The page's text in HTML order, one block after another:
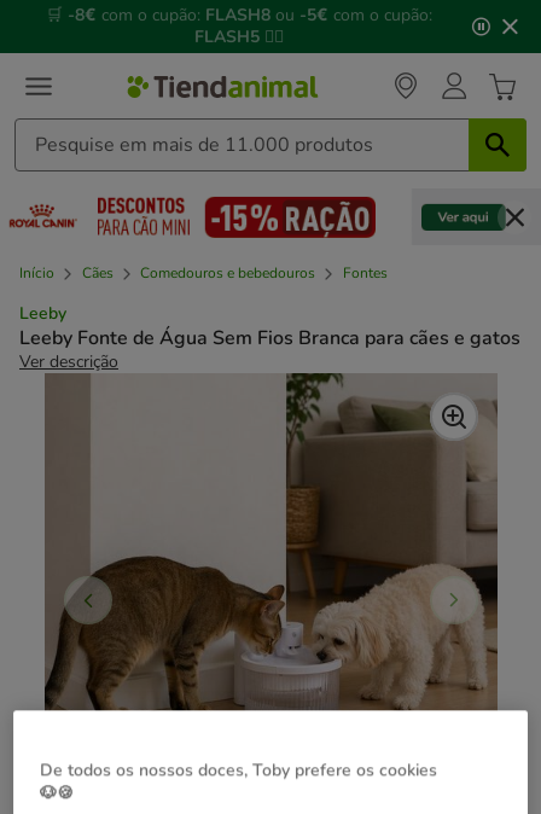
3,
mensagem,
🌊Piscinas, gelados, brinquedos refrescantes e muito
mais!🌞
Início Cães Comedouros e bebedouros Fontes
Leeby
Leeby Fonte de Água Sem Fios Branca para cães e gatos
Ver descrição
De todos os nossos doces, Toby prefere os cookies
🐶🍪